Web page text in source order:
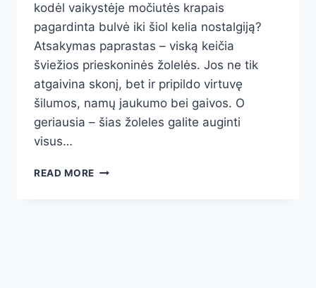
kodėl vaikystėje močiutės krapais
pagardinta bulvė iki šiol kelia nostalgiją?
Atsakymas paprastas – viską keičia
šviežios prieskoninės žolelės. Jos ne tik
atgaivina skonį, bet ir pripildo virtuvę
šilumos, namų jaukumo bei gaivos. O
geriausia – šias žoleles galite auginti
visus…
READ MORE